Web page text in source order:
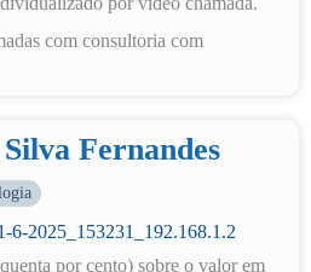
com consultoria com
Fernandes
por cento) sobre o valor em